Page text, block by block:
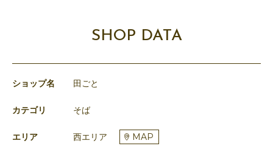
SHOP DATA
ショップ名 田ごと
カテゴリ そば
エリア 西エリア MAP